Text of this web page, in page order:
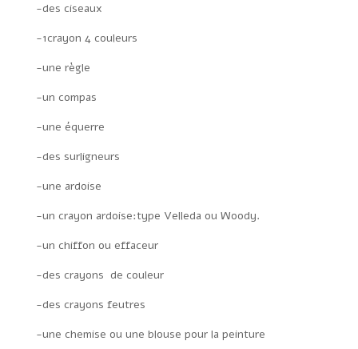
-des ciseaux
-1crayon 4 couleurs
-une règle
-un compas
-une équerre
-des surligneurs
-une ardoise
-un crayon ardoise:type Velleda ou Woody.
-un chiffon ou effaceur
-des crayons de couleur
-des crayons feutres
-une chemise ou une blouse pour la peinture